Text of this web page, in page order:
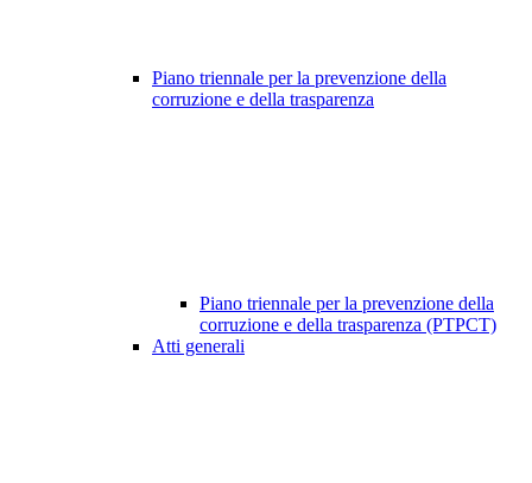
Piano triennale per la prevenzione della
corruzione e della trasparenza
Piano triennale per la prevenzione della
corruzione e della trasparenza (PTPCT)
Atti generali